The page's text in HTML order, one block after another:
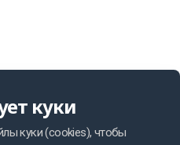
куки
куки (cookies), чтобы